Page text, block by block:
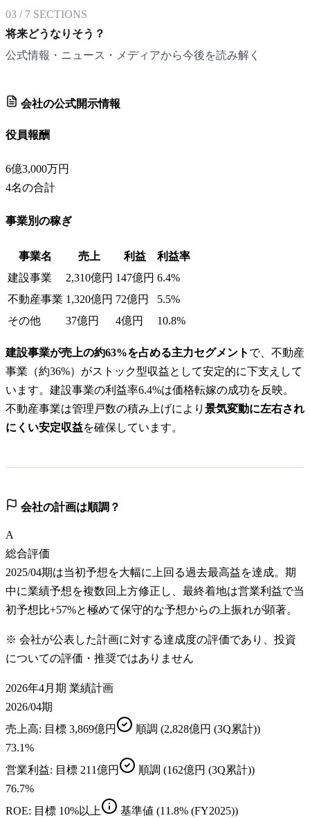
03 / 7 SECTIONS
将来どうなりそう？
公式情報・ニュース・メディアから今後を読み解く
会社の公式開示情報
役員報酬
6億3,000万円
4名の合計
事業別の稼ぎ
事業名 売上 利益
利益率
建設事業
2,310億円 147億円 6.4%
不動産事業 1,320億円 72億円
5.5%
その他
37億円 4億円 10.8%
建設事業が売上の約63%を占める主力セグメント で、不動産
事業（約36%）がストック型収益として安定的に下支えして
います。建設事業の利益率6.4%は価格転嫁の成功を反映。
不動産事業は管理戸数の積み上げにより 景気変動に左右され
にくい安定収益を確保しています。
会社の計画は順調？
A
総合評価
2025/04期は当初予想を大幅に上回る過去最高益を達成。期
中に業績予想を複数回上方修正し、最終着地は営業利益で当
初予想比+57%と極めて保守的な予想からの上振れが顕著。
※ 会社が公表した計画に対する達成度の評価であり、投資
についての評価・推奨ではありません
2026年4月期 業績計画
2026/04期
売上高: 目標 3,869億円 順調 (2,828億円 (3Q累計))
73.1%
営業利益: 目標 211億円 順調 (162億円 (3Q累計))
76.7%
ROE: 目標 10%以上 基準値 (11.8% (FY2025))